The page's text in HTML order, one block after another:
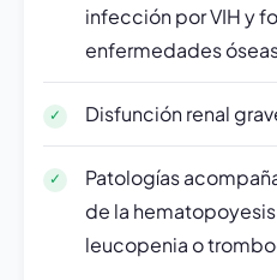
infección por VIH y
enfermedades
Disfunción renal
Patologías
de la
leucopenia o